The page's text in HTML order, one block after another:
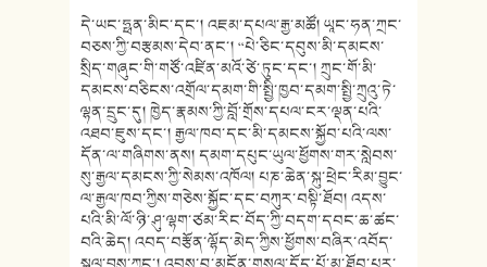
དེ་ཡང་ཧྥན་མིང་དང་། འཇམ་དཔལ་རྒྱ་མཚོ། ཡཱང་ཧན་ཀྲང་
བཅས་ཀྱི་བརྩམས་དེབ་ནང་། “པེ་ཅིང་དབུས་མི་དམངས་
སྲིད་གཞུང་གི་གཙོ་འཛིན་མའོ་ཙེ་ཏུང་དང་། ཀྲུང་གོ་མི་
དམངས་བཅིངས་འགྲོལ་དམག་གི་སྤྱི་ཁྱབ་དམག་སྤྱི་ཀྲུའུ་ཏེ་
ལྷན་དྲུང་དུ། ཁྱེད་རྣམས་ཀྱི་བློ་གྲོས་དཔལ་ངར་ལྡན་པའི་
འཐབ་ཇུས་དང་། རྒྱལ་ཁབ་དང་མི་དམངས་སྐྱོབ་པའི་ལས་
དོན་ལ་གཞིགས་ནས། དམག་དཔུང་ཡུལ་ཕྱོགས་གར་སླེབས་
སུ་རྒྱལ་དམངས་ཀྱི་སེམས་འཁོལ། པཎ་ཆེན་སྐུ་ཕྲེང་རིམ་བྱུང་
ལ་རྒྱལ་ཁབ་ཀྱིས་གཅེས་སྐྱོང་དང་བཀུར་བསྟི་ཐོབ། འདས་
པའི་མི་ལོ་ཉི་ཤུ་ལྷག་ཙམ་རིང་བོད་ཀྱི་བདག་དབང་ཆ་ཚང་
བའི་ཆེད། འབད་བརྩོན་ལྷོད་མེད་ཀྱིས་ཕྱོགས་བཞིར་འབོད་